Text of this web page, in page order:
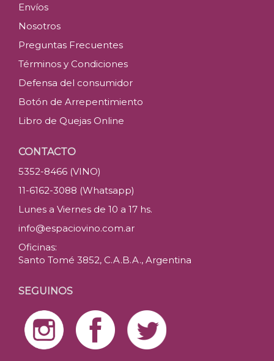
Envíos
Nosotros
Preguntas Frecuentes
Términos y Condiciones
Defensa del consumidor
Botón de Arrepentimiento
Libro de Quejas Online
CONTACTO
5352-8466 (VINO)
11-6162-3088 (Whatsapp)
Lunes a Viernes de 10 a 17 hs.
info@espaciovino.com.ar
Oficinas:
Santo Tomé 3852, C.A.B.A., Argentina
SEGUINOS